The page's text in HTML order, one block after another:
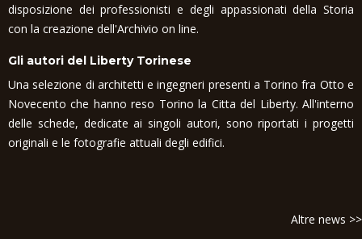
disposizione dei professionisti e degli appassionati della Storia
con la creazione dell'Archivio on line.
Gli autori del Liberty Torinese
Una selezione di architetti e ingegneri presenti a Torino fra Otto e
Novecento che hanno reso Torino la Citta del Liberty. All'interno
delle schede, dedicate ai singoli autori, sono riportati i progetti
originali e le fotografie attuali degli edifici.
Altre news >>